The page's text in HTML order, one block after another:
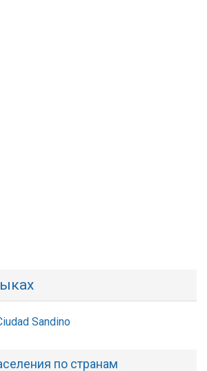
Sandino
по странам